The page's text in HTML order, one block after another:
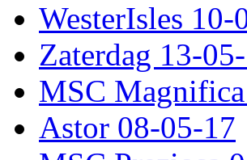
WesterIsles 10-
Zaterdag 13-
MSC
Astor 08-05-17